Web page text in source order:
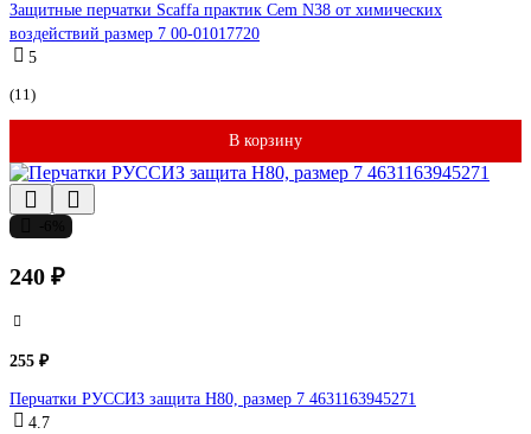
Защитные перчатки Scaffa практик Cem N38 от химических
воздействий размер 7 00-01017720
5
(11)
В корзину
240 ₽
255 ₽
Перчатки РУССИЗ защита Н80, размер 7 4631163945271
4.7